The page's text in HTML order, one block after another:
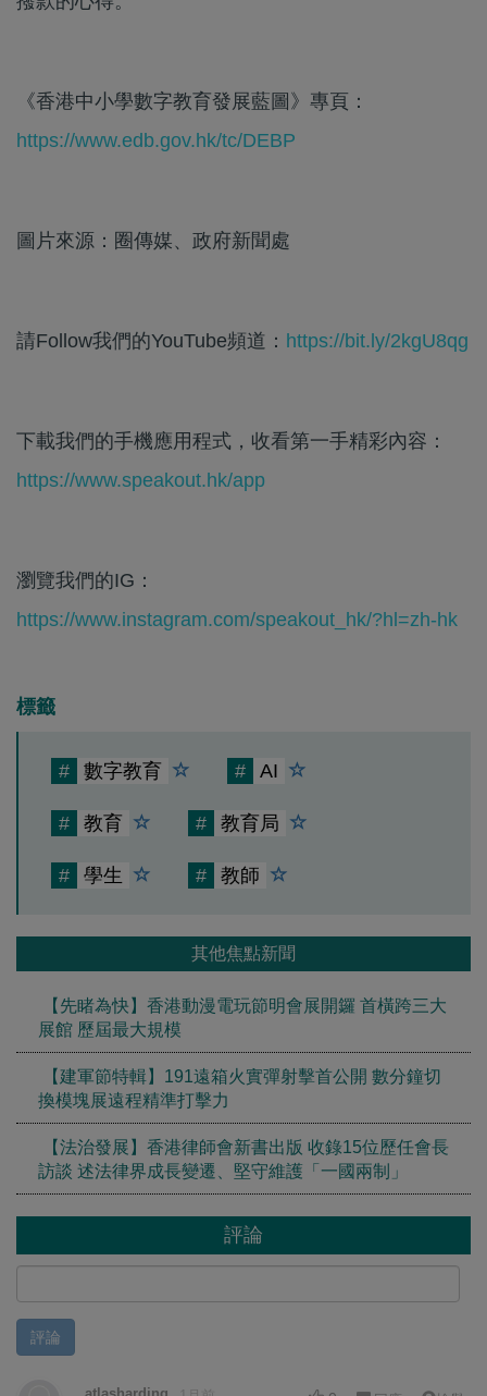
《香港中小學數字教育發展藍圖》專頁：
https://www.edb.gov.hk/tc/DEBP
圖片來源：圈傳媒、政府新聞處
請Follow我們的YouTube頻道： https://bit.ly/2kgU8qg
下載我們的手機應用程式，收看第一手精彩內容：
https://www.speakout.hk/app
瀏覽我們的IG：
https://www.instagram.com/speakout_hk/?hl=zh-hk
標籤
# 數字教育 # AI
# 教育 # 教育局
# 學生 # 教師
其他焦點新聞
【先睹為快】香港動漫電玩節明會展開鑼 首橫跨三大
展館 歷屆最大規模
【建軍節特輯】191遠箱火實彈射擊首公開 數分鐘切
換模塊展遠程精準打擊力
【法治發展】香港律師會新書出版 收錄15位歷任會長
訪談 述法律界成長變遷、堅守維護「一國兩制」
評論
評論